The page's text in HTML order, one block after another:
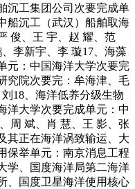
沉工集团公司次要完成单
船沉工（武汉）船舶取海
俊、王 宇、赵 耀、范
李新宇、李 璇17、海藻
元：中国海洋大学次要完
究院次要完：牟海津、毛
18、海洋低养分级生物
洋大学次要完成单元：中
周 斌、肖 慧、王 影、张
其正在海洋涡致输运、大
保举单元：南京消息工程
学、国度海洋局第二海洋
、国度卫星海洋使用核心